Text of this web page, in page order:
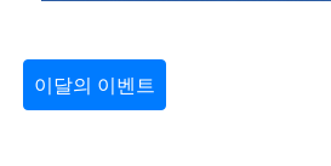
이달의 이벤트